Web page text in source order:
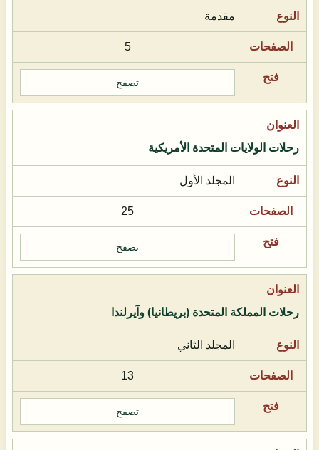
مقدمة
5
تصفح
رحلات الولايات المتحدة الأمريكية
المجلد الأول
25
تصفح
رحلات المملكة المتحدة (بريطانيا) وآيرلندا
المجلد الثاني
13
تصفح